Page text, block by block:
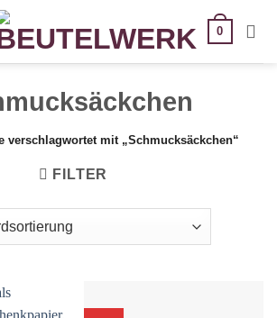
0
verschlagwortet mit „Schmucksäckchen“
FILTER